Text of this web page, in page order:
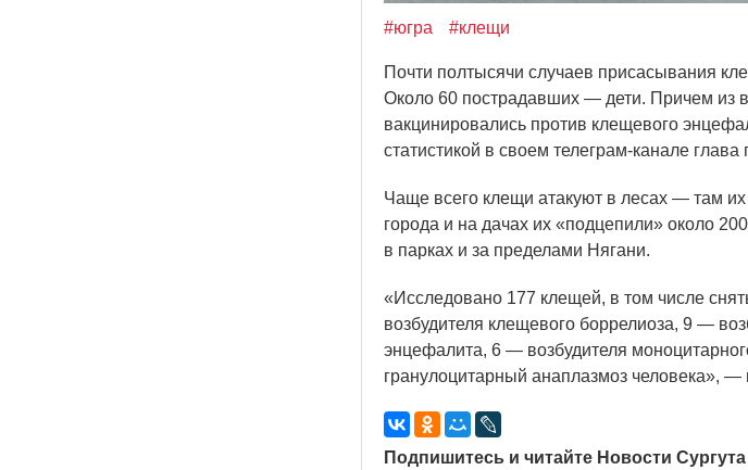
#югра #клещи
Почти полтысячи случаев присасывания
Около 60 пострадавших — дети. Причем из
вакцинировались против клещевого
статистикой в своем телеграм-канале
Чаще всего клещи атакуют в лесах — там
города и на дачах их «подцепили» около
в парках и за пределами Нягани.
«Исследовано 177 клещей, в том числе
возбудителя клещевого боррелиоза, 9 —
энцефалита, 6 — возбудителя
гранулоцитарный анаплазмоз человека»,
Подпишитесь и читайте Новости